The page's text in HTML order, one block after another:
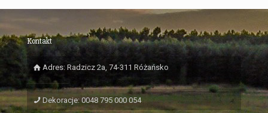
Kontakt
Adres: Radzicz 2a, 74-311 Różańsko
Dekoracje: 0048 795 000 054